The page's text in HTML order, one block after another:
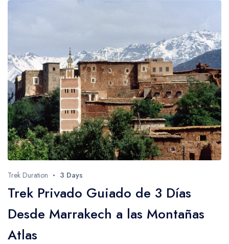
Trek Duration 3 Days
Trek Privado Guiado de 3 Días
Desde Marrakech a las Montañas
Atlas